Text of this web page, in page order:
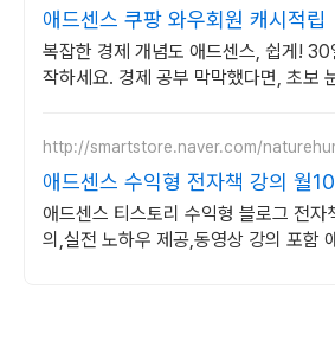
애드센스 쿠팡 와우회원 캐시적립
복잡한 경제 개념도 애드센스, 쉽게! 30
작하세요. 경제 공부 막막했다면, 초보
http://smartstore.naver.com/
애드센스 수익형 전자책 강의 월
원 고정 수익발생!
애드센스 티스토리 수익형 블로그 전자
의,실전 노하우 제공,동영상 강의 포함